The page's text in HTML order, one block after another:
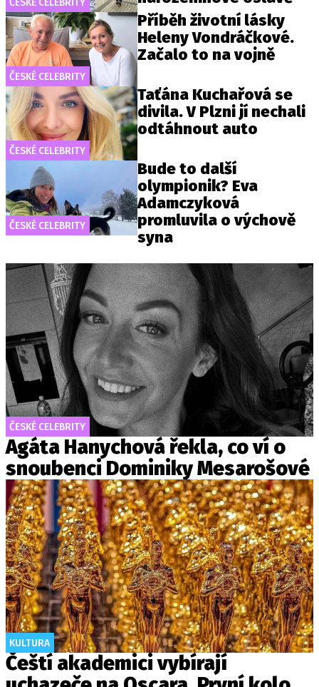
ČESKÉ CELEBRITY
Příběh životní lásky
Heleny Vondráčkové.
Začalo to na vojně
ČESKÉ CELEBRITY
Taťána Kuchařová se
divila. V Plzni jí nechali
odtáhnout auto
ČESKÉ CELEBRITY
Bude to další
olympionik? Eva
Adamczyková
promluvila o výchově
syna
ČESKÉ CELEBRITY
Agáta Hanychová řekla, co ví o
snoubenci Dominiky Mesarošové
KULTURA
Čeští akademici vybírají